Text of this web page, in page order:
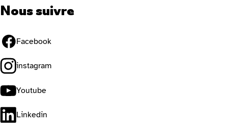
Nous suivre
Facebook
instagram
Youtube
Linkedin